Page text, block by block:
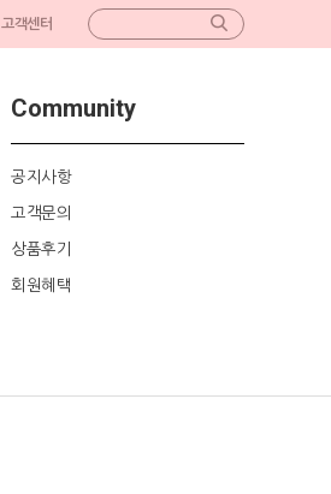
고객센터
Community
공지사항
고객문의
상품후기
회원혜택